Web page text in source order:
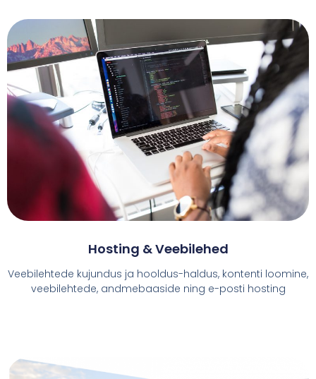
Hosting & Veebilehed
Veebilehtede kujundus ja hooldus-haldus, kontenti loomine,
veebilehtede, andmebaaside ning e-posti hosting